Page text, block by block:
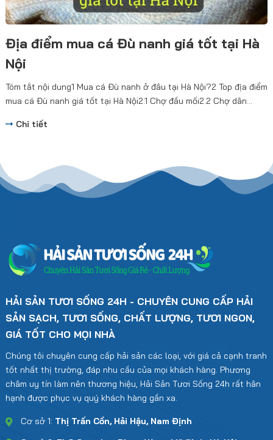
Địa điểm mua cá Đù nanh giá tốt tại Hà
Nội
Tóm tắt nội dung1 Mua cá Đù nanh ở đâu tại Hà Nội?2 Top địa điểm
mua cá Đù nanh giá tốt tại Hà Nội2.1 Chợ đầu mối2.2 Chợ dân...
Chi tiết
HẢI SẢN TƯƠI SỐNG 24H - CHUYÊN CUNG CẤP HẢI
SẢN SẠCH, TƯƠI SỐNG, CHẤT LƯỢNG, TƯƠI NGON,
GIÁ TỐT CHO MỌI NHÀ
Chúng tôi chuyên cung cấp hải sản các loại, với giá cả cạnh tranh
tốt nhất thị trường, đáp nhu cầu của mọi khách hàng. Phương
châm uy tín làm nên thương hiệu, Hải Sản Tươi Sống 24h rất hân
hạnh được phục vụ quý khách hàng gần xa.
Cơ sở 1: Thị Trấn Cồn, Hải Hậu, Nam Định